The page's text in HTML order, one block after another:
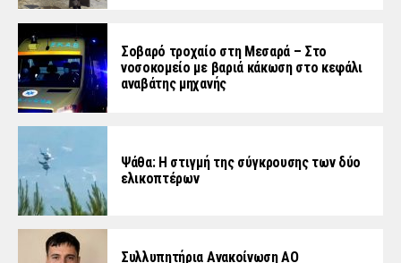
Σοβαρό τροχαίο στη Μεσαρά – Στο
νοσοκομείο με βαριά κάκωση στο κεφάλι
αναβάτης μηχανής
Ψάθα: Η στιγμή της σύγκρουσης των δύο
ελικοπτέρων
Συλλυπητήρια Ανακοίνωση ΑΟ